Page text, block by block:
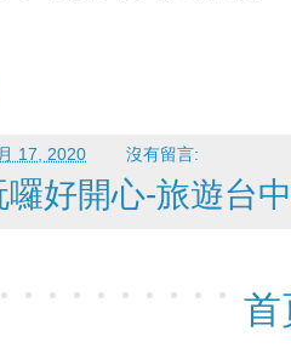
17, 2020 沒有留言:
囉好開心-旅遊台中
首